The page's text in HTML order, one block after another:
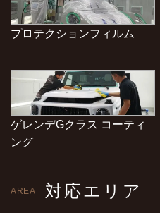
プロテクションフィルム
ゲレンデGクラス コーティ
ング
AREA 対応エリア